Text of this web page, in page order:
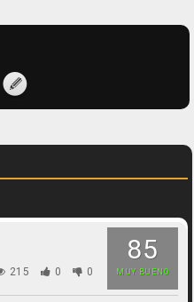
85
MUY BUENO
215 0 0